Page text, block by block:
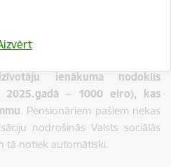
ienākuma nodoklis
2025.gadā – 1000 eiro),
kas
. Pensionāriem pašiem nekas
nodrošinās Valsts sociālās
tā notiek automātiski.